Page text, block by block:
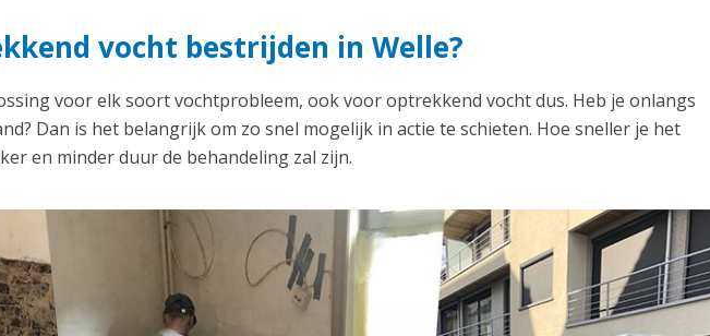
vocht bestrijden in Welle?
voor elk soort vochtprobleem, ook voor optrekkend vocht dus. Heb je onlangs
Dan is het belangrijk om zo snel mogelijk in actie te schieten. Hoe sneller je het
en minder duur de behandeling zal zijn.